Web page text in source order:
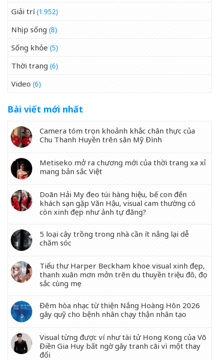
Giải trí(1.952)
Nhịp sống (8)
Sống khỏe (5)
Thời trang (6)
Video (6)
Bài viết mới nhất
Camera tóm trọn khoảnh khắc chân thực của
Chu Thanh Huyền trên sân Mỹ Đình
Metiseko mở ra chương mới của thời trang xa xỉ
mang bản sắc Việt
Doãn Hải My đeo túi hàng hiệu, bế con đến
khách sạn gặp Văn Hậu, visual cam thường có
còn xinh đẹp như ảnh tự đăng?
5 loại cây trồng trong nhà cần ít nắng lại dễ
chăm sóc
Tiểu thư Harper Beckham khoe visual xinh đẹp,
thanh xuân mơn mởn trên du thuyền triệu đô, đọ
sắc cùng mẹ
Đêm hòa nhạc từ thiện Nắng Hoàng Hôn 2026
gây quỹ cho bệnh nhân chạy thận nhân tạo
Visual từng được ví như tài tử Hong Kong của Võ
Điền Gia Huy bất ngờ gây tranh cãi vì một thay
đổi